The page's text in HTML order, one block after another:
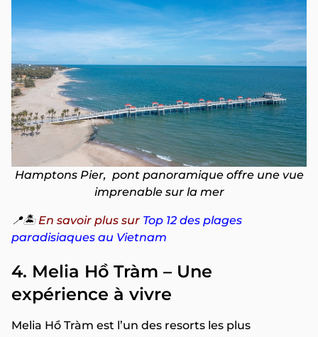
Hamptons Pier, pont panoramique offre une vue
imprenable sur la mer
📍🏝️ En savoir plus sur Top 12 des plages
paradisiaques au Vietnam
4. Melia Hồ Tràm – Une
expérience à vivre
Melia Hồ Tràm est l’un des resorts les plus